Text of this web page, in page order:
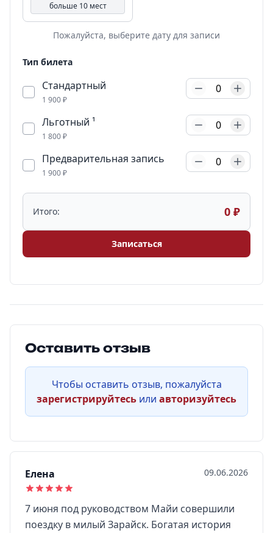
больше 10 мест
Пожалуйста, выберите дату для записи
Тип билета
Стандартный
1 900 ₽
0
Льготный ¹
1 800 ₽
0
Предварительная запись
1 900 ₽
0
Итого: 0 ₽
Записаться
Оставить отзыв
Чтобы оставить отзыв, пожалуйста
зарегистрируйтесь или авторизуйтесь
Елена 09.06.2026
7 июня под руководством Майи совершили
поездку в милый Зарайск. Богатая история